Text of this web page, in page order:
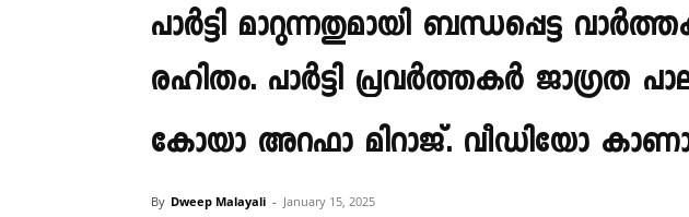
പാർട്ടി മാറുന്നതുമായി ബന്ധപ്പെട്ട
രഹിതം. പാർട്ടി പ്രവർത്തകർ ജാഗ്രത
കോയാ അറഫാ മിറാജ്. വീഡിയോ
By Dweep Malayali - January 15, 2025